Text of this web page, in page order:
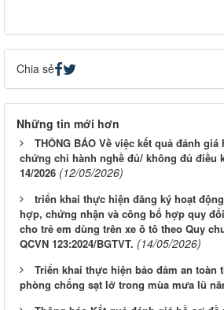
Chia sẻ
Những tin mới hơn
THÔNG BÁO Về việc kết quả đánh
chứng chỉ hành nghề đủ/ không đủ điều
14/2026 (12/05/2026)
triển khai thực hiện đăng ký hoạt
hợp, chứng nhận và công bố hợp quy
cho trẻ em dùng trên xe ô tô theo Quy
QCVN 123:2024/BGTVT. (14/05/2026)
Triển khai thực hiện bảo đảm an toàn
phòng chống sạt lở trong mùa mưa lũ